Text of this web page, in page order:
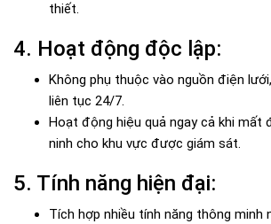
thiết.
4. Hoạt động độc lập:
Không phụ thuộc vào nguồn điện
liên tục 24/7.
Hoạt động hiệu quả ngay cả khi mất
ninh cho khu vực được giám sát.
5. Tính năng hiện đại:
Tích hợp nhiều tính năng thông minh